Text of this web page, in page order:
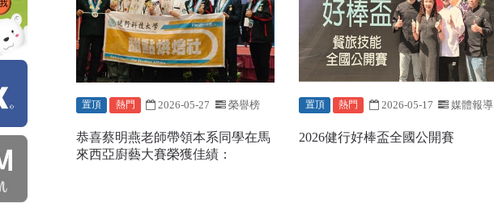
置頂 熱門 2026-05-27 榮譽榜
恭喜蔡明燕老師帶領本系同學在馬
來西亞廚藝大賽榮獲佳績：
置頂 熱門 2026-05-17 媒體報導
2026健行好棒盃全國公開賽